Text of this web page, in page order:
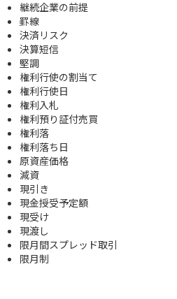
継続企業の前提
罫線
決済リスク
決算短信
堅調
権利行使の割当て
権利行使日
権利入札
権利預り証付売買
権利落
権利落ち日
原資産価格
減資
現引き
現金授受予定額
現受け
現渡し
限月間スプレッド取引
限月制